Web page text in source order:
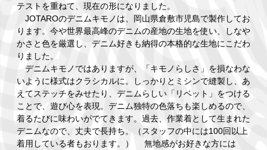
テストを重ねて、現在の形になりました。
JOTAROのデニムキモノは、岡山県倉敷市児島で製作してお
ります。今や世界最高峰のデニムの産地の生地を使い、しなや
かさと色を厳選し、デニム好きも納得の本格的な生地にこだわ
りました。
デニムキモノではありますが、「キモノらしさ」を損なわな
いように様式はクラシカルに。しっかりとミシンで縫製し、あ
えてステッチをみせたり、デニムらしい「リベット」をつける
ことで、遊び心を表現。デニム独特の色落ちも楽しめるので、
着るたびに味わいがでてきます。過去、作業着として生まれた
デニムなので、丈夫で長持ち。（スタッフの中には100回以上
着用している者もおります。） 無地感がお好きな方には